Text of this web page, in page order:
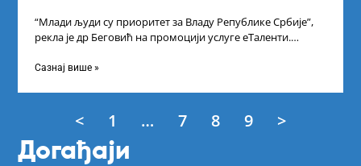
“Млади људи су приоритет за Владу Републике Србије”,
рекла је др Беговић на промоцији услуге еТаленти.
Сазнај више »
< 1 … 7 8 9 >
Догађаји